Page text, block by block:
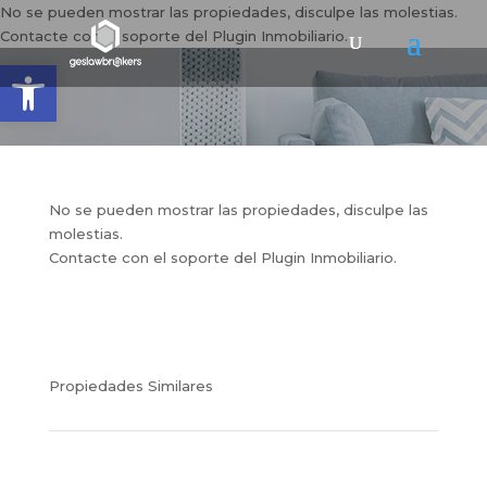
No se pueden mostrar las propiedades, disculpe las molestias.
Contacte con el soporte del Plugin Inmobiliario.
No se pueden mostrar las propiedades, disculpe las
molestias.
Contacte con el soporte del Plugin Inmobiliario.
Propiedades Similares
Abrir barra de herramientas